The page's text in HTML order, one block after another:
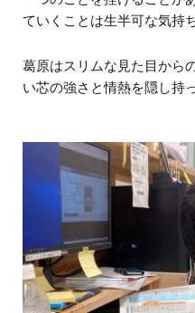
ていくことは生半可な気持
葛原はスリムな見た目から
い芯の強さと情熱を隠し持